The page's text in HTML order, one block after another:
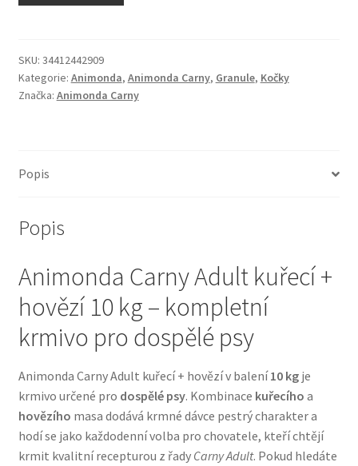
Odpočívadla pro kočky
Pamlsky pro kočky
Škrabadla pro kočky
Veterinární dieta pro kočky
Vše pro psy — Krmivo, doplňky, vybavení
Boudy a výběhy
Bozita pro psy — Švédské krmivo s nordickou kvalitou
Brit pro psy
SKU: 34412442909
Kategorie: Animonda, Animonda Carny, Granule, Kočky
Značka: Animonda Carny
Popis
Popis
Animonda Carny Adult kuřecí +
hovězí 10 kg – kompletní
krmivo pro dospělé psy
Animonda Carny Adult kuřecí + hovězí v balení10 kgje
krmivo určené pro dospělé psy. Kombinace kuřecího a
hovězího masa dodává krmné dávce pestrý charakter a
hodí se jako každodenní volba pro chovatele, kteří chtějí
krmit kvalitní recepturou z řady Carny Adult. Pokud hledáte